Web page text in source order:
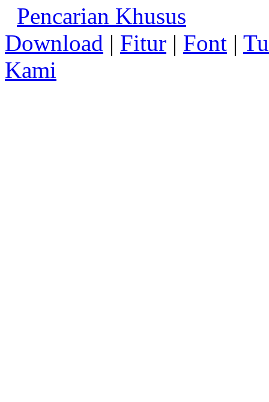
Pencarian Khusus
Download | Fitur | Font |
Kami